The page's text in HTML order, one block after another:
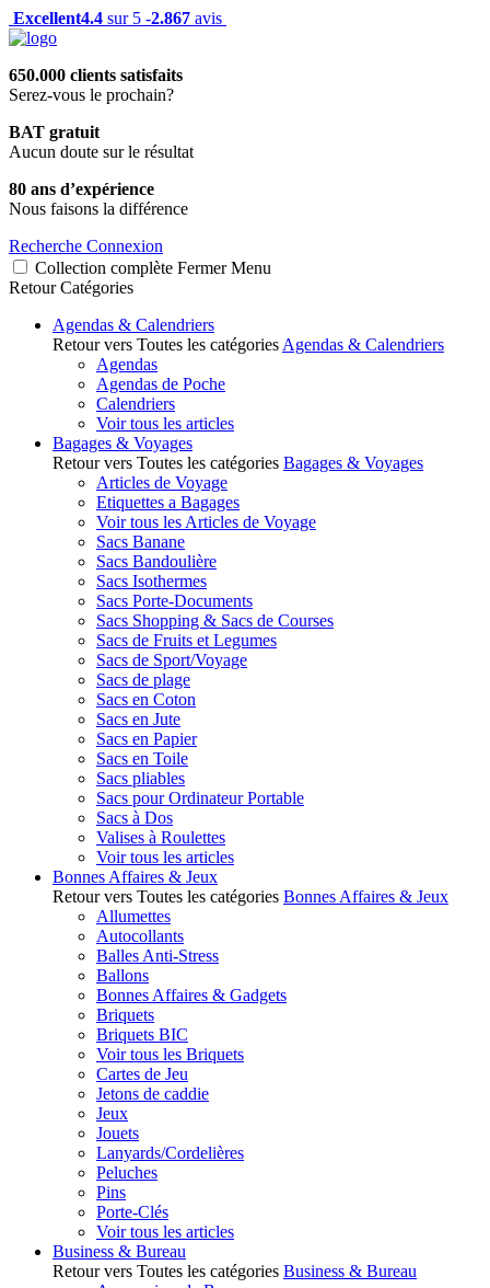
Excellent4.4 sur 5 -2.867 avis
650.000 clients satisfaits
Serez-vous le prochain?
BAT gratuit
Aucun doute sur le résultat
80 ans d’expérience
Nous faisons la différence
Recherche Connexion
Collection complète Fermer Menu
Retour Catégories
Agendas & Calendriers
Retour vers Toutes les catégories Agendas & Calendriers
Agendas
Agendas de Poche
Calendriers
Voir tous les articles
Bagages & Voyages
Retour vers Toutes les catégories Bagages & Voyages
Articles de Voyage
Etiquettes a Bagages
Voir tous les Articles de Voyage
Sacs Banane
Sacs Bandoulière
Sacs Isothermes
Sacs Porte-Documents
Sacs Shopping & Sacs de Courses
Sacs de Fruits et Legumes
Sacs de Sport/Voyage
Sacs de plage
Sacs en Coton
Sacs en Jute
Sacs en Papier
Sacs en Toile
Sacs pliables
Sacs pour Ordinateur Portable
Sacs à Dos
Valises à Roulettes
Voir tous les articles
Bonnes Affaires & Jeux
Retour vers Toutes les catégories Bonnes Affaires & Jeux
Allumettes
Autocollants
Balles Anti-Stress
Ballons
Bonnes Affaires & Gadgets
Briquets
Briquets BIC
Voir tous les Briquets
Cartes de Jeu
Jetons de caddie
Jeux
Jouets
Lanyards/Cordelières
Peluches
Pins
Porte-Clés
Voir tous les articles
Business & Bureau
Retour vers Toutes les catégories Business & Bureau